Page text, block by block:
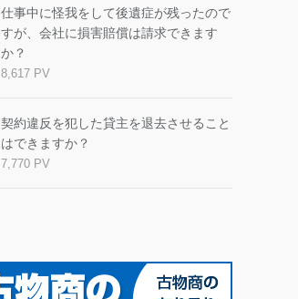
仕事中に怪我をして後遺症が残ったので
すが、会社に損害賠償は請求できます
か？
8,617 PV
契約違反を犯した貸主を退去させること
はできますか？
7,770 PV